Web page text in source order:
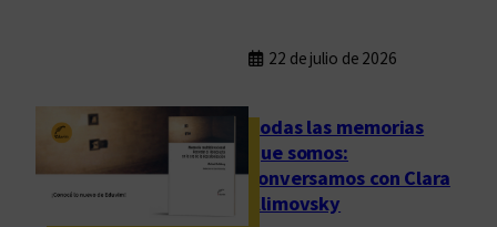
22 de julio de 2026
Todas las memorias
que somos:
conversamos con Clara
Klimovsky